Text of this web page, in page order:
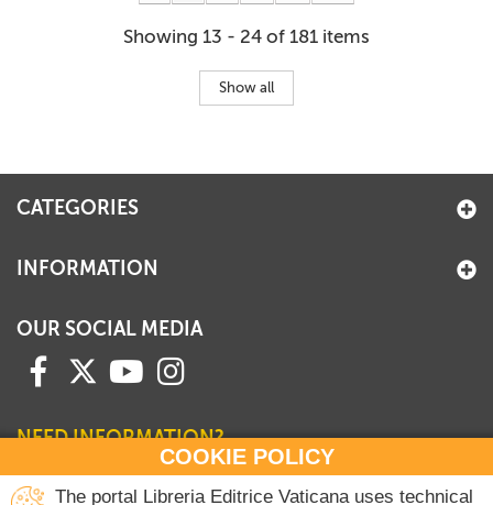
Showing 13 - 24 of 181 items
Show all
COOKIE POLICY
The portal Libreria Editrice Vaticana uses technical
CATEGORIES
INFORMATION
OUR SOCIAL MEDIA
NEED INFORMATION?
Contact our Sales Department